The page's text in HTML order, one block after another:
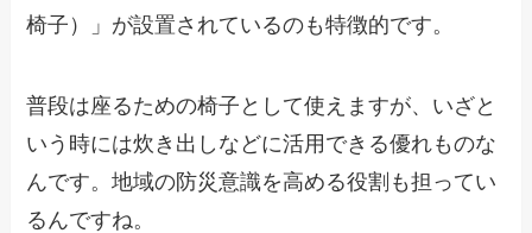
椅子）」が設置されているのも特徴的です。
普段は座るための椅子として使えますが、いざと
いう時には炊き出しなどに活用できる優れものな
んです。地域の防災意識を高める役割も担ってい
るんですね。